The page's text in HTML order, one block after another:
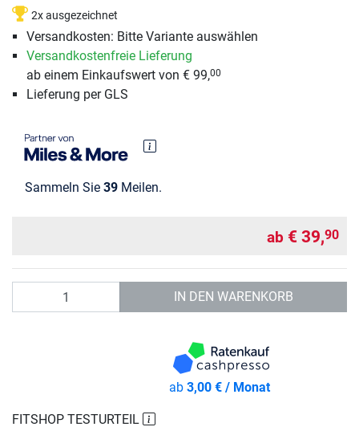
2x ausgezeichnet
Versandkosten: Bitte Variante auswählen
Versandkostenfreie Lieferung
ab einem Einkaufswert von € 99,00
Lieferung per GLS
Sammeln Sie 39 Meilen.
ab € 39,90
IN DEN WARENKORB
FITSHOP TESTURTEIL
ab3,00 € / Monat